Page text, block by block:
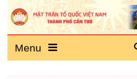
Menu